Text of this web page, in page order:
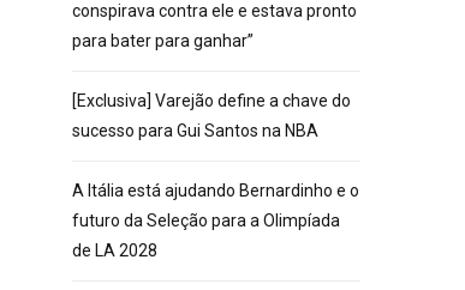
conspirava contra ele e estava pronto
para bater para ganhar”
[Exclusiva] Varejão define a chave do
sucesso para Gui Santos na NBA
A Itália está ajudando Bernardinho e o
futuro da Seleção para a Olimpíada
de LA 2028